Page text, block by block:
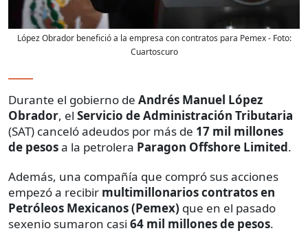
López Obrador benefició a la empresa con contratos para Pemex- Foto:
Cuartoscuro
Durante el gobierno de Andrés Manuel López
Obrador, el Servicio de Administración Tributaria
(SAT) canceló adeudos por más de 17 mil millones
de pesosa la petrolera Paragon Offshore Limited.
Además, una compañía que compró sus acciones
empezó a recibir multimillonarios contratos en
Petróleos Mexicanos (Pemex) que en el pasado
sexenio sumaron casi 64 mil millones de pesos.